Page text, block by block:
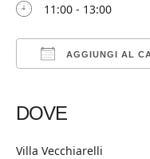
11:00 - 13:00
AGGIUNGI AL
DOVE
Villa Vecchiarelli